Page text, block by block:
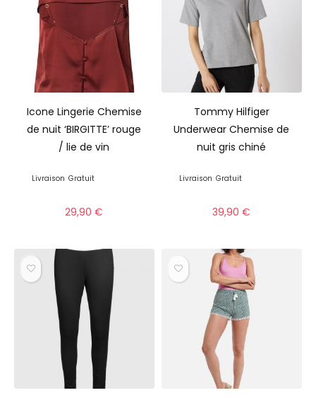
Icone Lingerie Chemise
de nuit ‘BIRGITTE’ rouge
/ lie de vin
Livraison Gratuit
29,90€
Tommy Hilfiger
Underwear Chemise de
nuit gris chiné
Livraison Gratuit
39,90€